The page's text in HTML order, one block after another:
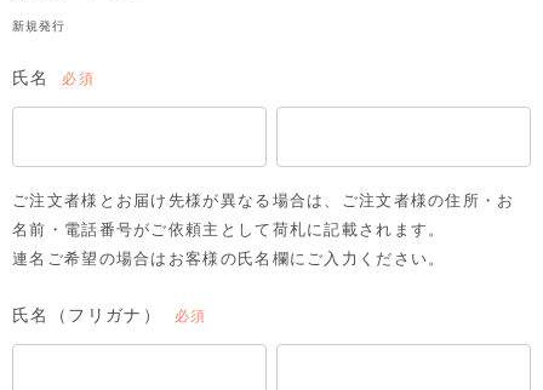
新規発行
氏名
須)
ご注文者様とお届け先様が異なる場合は、ご注文者様の住所・お
名前・電話番号がご依頼主として荷札に記載されます。
連名ご希望の場合はお客様の氏名欄にご入力ください。
氏名（フリガナ）
須)